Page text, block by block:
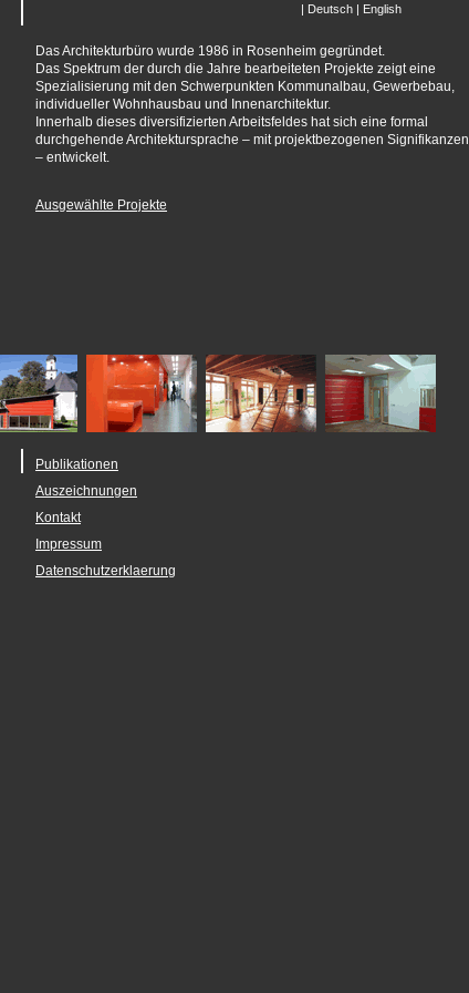
Deutsch English
Das Architekturbüro wurde 1986 in Rosenheim gegründet.
Das Spektrum der durch die Jahre bearbeiteten Projekte zeigt eine
Spezialisierung mit den Schwerpunkten Kommunalbau, Gewerbebau,
individueller Wohnhausbau und Innenarchitektur.
Innerhalb dieses diversifizierten Arbeitsfeldes hat sich eine formal
durchgehende Architektursprache – mit projektbezogenen Signifikanzen
– entwickelt.
Ausgewählte Projekte
Publikationen
Auszeichnungen
Kontakt
Impressum
Datenschutzerklaerung